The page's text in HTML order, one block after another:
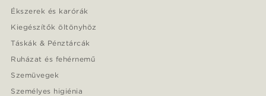
Ékszerek és karórák
Kiegészítők öltönyhöz
Táskák & Pénztárcák
Ruházat és fehérnemű
Szemüvegek
Személyes higiénia